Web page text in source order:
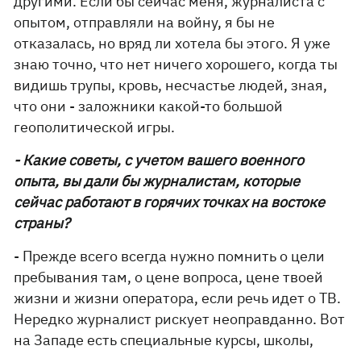
опытом, отправляли на войну, я бы не
отказалась, но вряд ли хотела бы этого. Я уже
знаю точно, что нет ничего хорошего, когда ты
видишь трупы, кровь, несчастье людей, зная,
что они - заложники какой-то большой
геополитической игры.
- Какие советы, с учетом вашего военного
опыта, вы дали бы журналистам, которые
сейчас работают в горячих точках на востоке
страны?
- Прежде всего всегда нужно помнить о цели
пребывания там, о цене вопроса, цене твоей
жизни и жизни оператора, если речь идет о ТВ.
Нередко журналист рискует неоправданно. Вот
на Западе есть специальные курсы, школы,